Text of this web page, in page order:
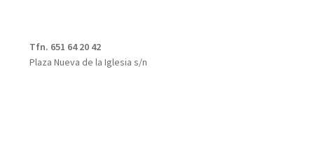
Tfn. 651 64 20 42
Plaza Nueva de la Iglesia s/n